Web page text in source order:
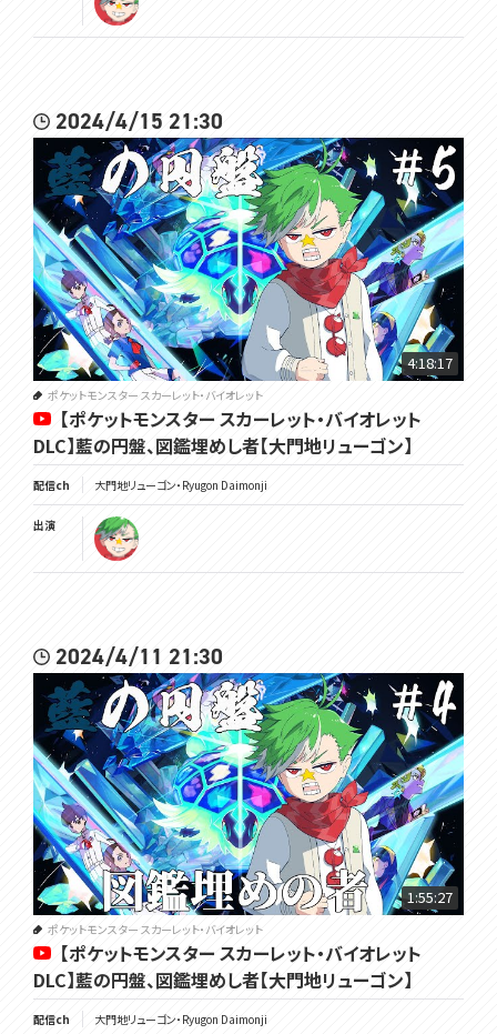
2024/4/15 21:30
4:18:17
ポケットモンスター スカーレット・バイオレット
【ポケットモンスター スカーレット・バイオレット
DLC】藍の円盤、図鑑埋めし者【大門地リューゴン】
配信ch 大門地リューゴン・Ryugon Daimonji
出演
2024/4/11 21:30
1:55:27
ポケットモンスター スカーレット・バイオレット
【ポケットモンスター スカーレット・バイオレット
DLC】藍の円盤、図鑑埋めし者【大門地リューゴン】
配信ch 大門地リューゴン・Ryugon Daimonji